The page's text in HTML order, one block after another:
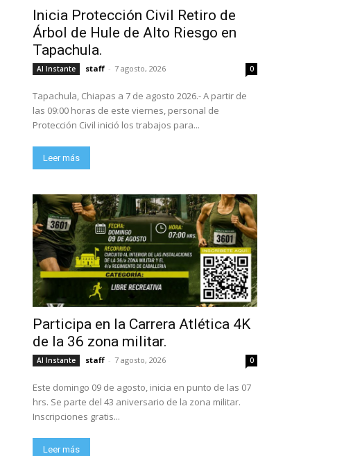
Inicia Protección Civil Retiro de
Árbol de Hule de Alto Riesgo en
Tapachula.
Al Instante staff - 7 agosto, 2026 0
Tapachula, Chiapas a 7 de agosto 2026.- A partir de
las 09:00 horas de este viernes, personal de
Protección Civil inició los trabajos para...
Leer más
Participa en la Carrera Atlética 4K
de la 36 zona militar.
Al Instante staff - 7 agosto, 2026 0
Este domingo 09 de agosto, inicia en punto de las 07
hrs. Se parte del 43 aniversario de la zona militar.
Inscripciones gratis...
Leer más